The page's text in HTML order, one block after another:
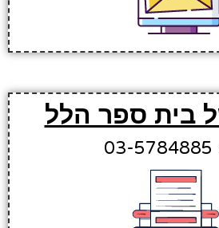
בית ספר הלל